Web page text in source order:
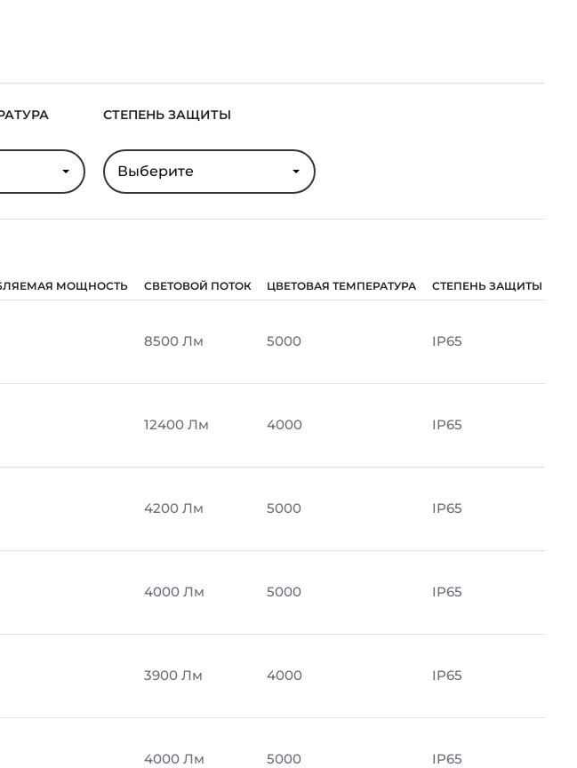
СТЕПЕНЬ ЗАЩИТЫ
Выберите
МОЩНОСТЬ СВЕТОВОЙ ПОТОК ЦВЕТОВАЯ ТЕМПЕРАТУРА СТЕПЕНЬ ЗАЩИТЫ
8500 Лм 5000 IP65
12400 Лм 4000 IP65
4200 Лм 5000 IP65
4000 Лм 5000 IP65
3900 Лм 4000 IP65
4000 Лм 5000 IP65